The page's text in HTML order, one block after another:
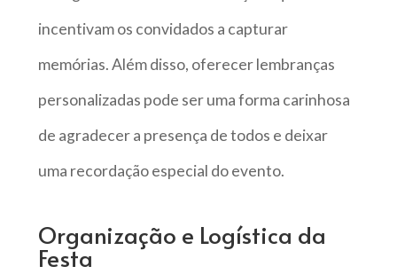
incentivam os convidados a capturar
memórias. Além disso, oferecer lembranças
personalizadas pode ser uma forma carinhosa
de agradecer a presença de todos e deixar
uma recordação especial do evento.
Organização e Logística da
Festa